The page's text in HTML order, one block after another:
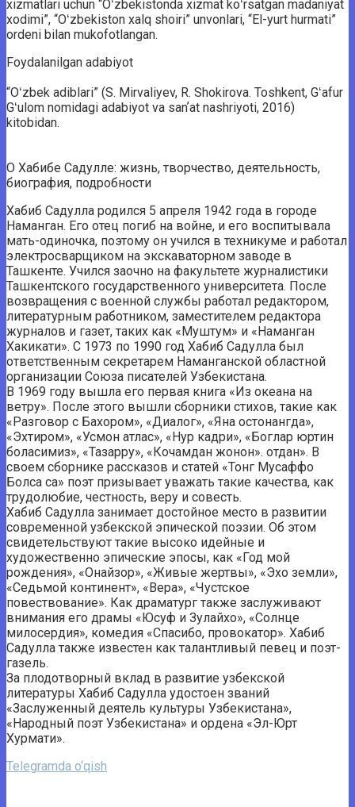
xizmatlari uchun “Oʻzbekistonda xizmat koʻrsatgan madaniyat
xodimi”, “Oʻzbekiston xalq shoiri” unvonlari, “El-yurt hurmati”
ordeni bilan mukofotlangan.
Foydalanilgan adabiyot
“Oʻzbek adiblari” (S. Mirvaliyev, R. Shokirova. Toshkent, Gʻafur
Gʻulom nomidagi adabiyot va sanʼat nashriyoti, 2016)
kitobidan.
О Хабибе Садулле: жизнь, творчество, деятельность,
биография, подробности
Хабиб Садулла родился 5 апреля 1942 года в городе
Наманган. Его отец погиб на войне, и его воспитывала
мать-одиночка, поэтому он учился в техникуме и работал
электросварщиком на экскаваторном заводе в
Ташкенте. Учился заочно на факультете журналистики
Ташкентского государственного университета. После
возвращения с военной службы работал редактором,
литературным работником, заместителем редактора
журналов и газет, таких как «Муштум» и «Наманган
Хакикати». С 1973 по 1990 год Хабиб Садулла был
ответственным секретарем Наманганской областной
организации Союза писателей Узбекистана.
В 1969 году вышла его первая книга «Из океана на
ветру». После этого вышли сборники стихов, такие как
«Разговор с Бахором», «Диалог», «Яна остонангда»,
«Эхтиром», «Усмон атлас», «Нур кадри», «Боглар юртин
боласимиз», «Тазарру», «Кочамдан жонон». отдан». В
своем сборнике рассказов и статей «Тонг Мусаффо
Болса са» поэт призывает уважать такие качества, как
трудолюбие, честность, веру и совесть.
Хабиб Садулла занимает достойное место в развитии
современной узбекской эпической поэзии. Об этом
свидетельствуют такие высоко идейные и
художественно эпические эпосы, как «Год мой
рождения», «Онайзор», «Живые жертвы», «Эхо земли»,
«Седьмой континент», «Вера», «Чустское
повествование». Как драматург также заслуживают
внимания его драмы «Юсуф и Зулайхо», «Солнце
милосердия», комедия «Спасибо, провокатор». Хабиб
Садулла также известен как талантливый певец и поэт-
газель.
За плодотворный вклад в развитие узбекской
литературы Хабиб Садулла удостоен званий
«Заслуженный деятель культуры Узбекистана»,
«Народный поэт Узбекистана» и ордена «Эл-Юрт
Хурмати».
Telegramda o‘qish